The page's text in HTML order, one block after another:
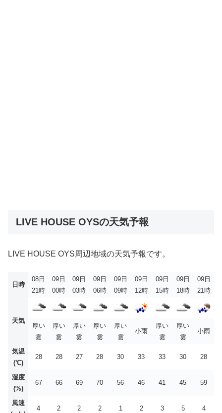
LIVE HOUSE OYSの天気予報
LIVE HOUSE OYS周辺地域の天気予報です。
日時
08日
21時
09日
00時
09日
03時
09日
06時
09日
09時
09日
12時
09日
15時
09日
18時
09日
21時
天気
厚い
雲
厚い
雲
厚い
雲
厚い
雲
厚い
雲
小雨
厚い
雲
厚い
雲
小雨
気温
(℃)
28 28 27 28 30 33 33 30 28
湿度
(%)
67 66 69 70 56 46 41 45 59
風速
4 2 2 2 1 2 3 5 4